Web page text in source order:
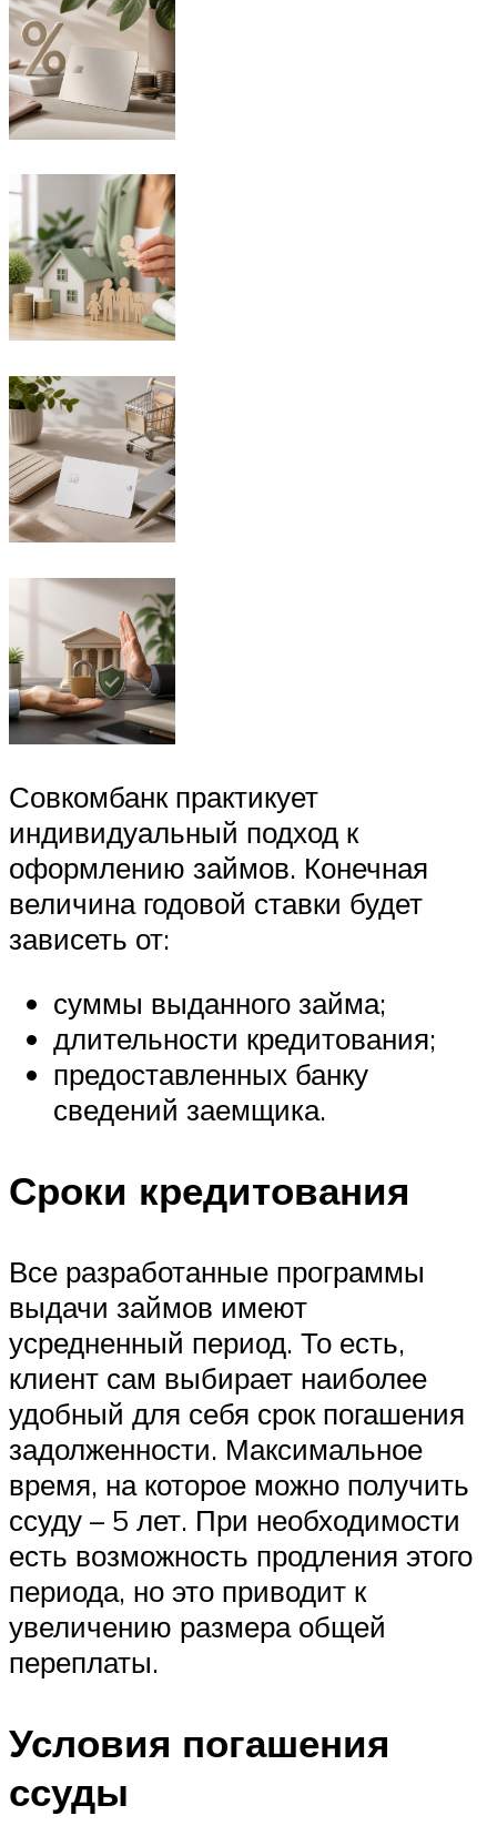
Совкомбанк практикует
индивидуальный подход к
оформлению займов. Конечная
величина годовой ставки будет
зависеть от:
суммы выданного займа;
длительности кредитования;
предоставленных банку
сведений заемщика.
Сроки кредитования
Все разработанные программы
выдачи займов имеют
усредненный период. То есть,
клиент сам выбирает наиболее
удобный для себя срок погашения
задолженности. Максимальное
время, на которое можно получить
ссуду – 5 лет. При необходимости
есть возможность продления этого
периода, но это приводит к
увеличению размера общей
переплаты.
Условия погашения
ссуды